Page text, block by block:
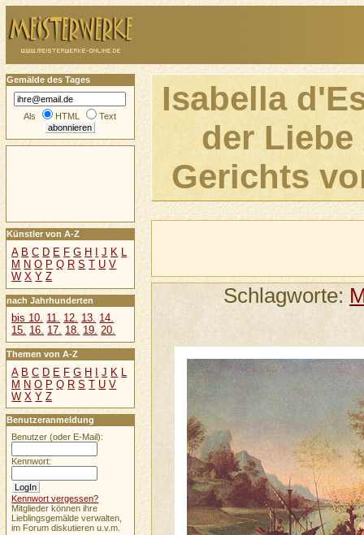
Isabella
der
Gerichts
Schlagworte:
Gemälde des Tages
Als HTML Text
Künstler von A-Z
A B C D E F G H J K L
M N O P Q R S T U V
W X Y Z
nach Jahrhunderten
bis 10. 11. 12. 13. 14.
15. 16. 17. 18. 19. 20.
Themen von A-Z
A B C D E F G H I J K L
M N O P Q R S T U V
W X Y Z
Benutzeranmeldung
Benutzer (oder E-Mail):
Kennwort:
Kennwort vergessen?
Mitglieder können ihre
Lieblingsgemälde verwalten,
im Forum diskutieren u.v.m.